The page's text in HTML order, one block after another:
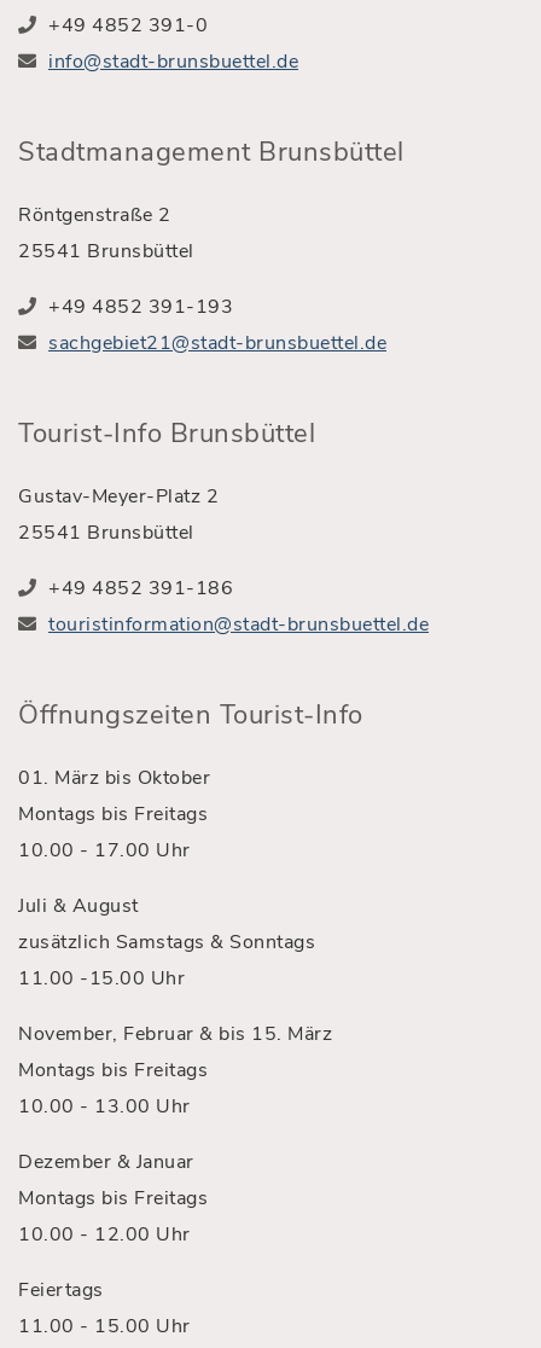
+49 4852 391-0
info@stadt-brunsbuettel.de
Stadtmanagement Brunsbüttel
Röntgenstraße 2
25541 Brunsbüttel
+49 4852 391-193
sachgebiet21@stadt-brunsbuettel.de
Tourist-Info Brunsbüttel
Gustav-Meyer-Platz 2
25541 Brunsbüttel
+49 4852 391-186
touristinformation@stadt-brunsbuettel.de
Öffnungszeiten Tourist-Info
01. März bis Oktober
Montags bis Freitags
10.00 - 17.00 Uhr
Juli & August
zusätzlich Samstags & Sonntags
11.00 -15.00 Uhr
November, Februar & bis 15. März
Montags bis Freitags
10.00 - 13.00 Uhr
Dezember & Januar
Montags bis Freitags
10.00 - 12.00 Uhr
Feiertags
11.00 - 15.00 Uhr